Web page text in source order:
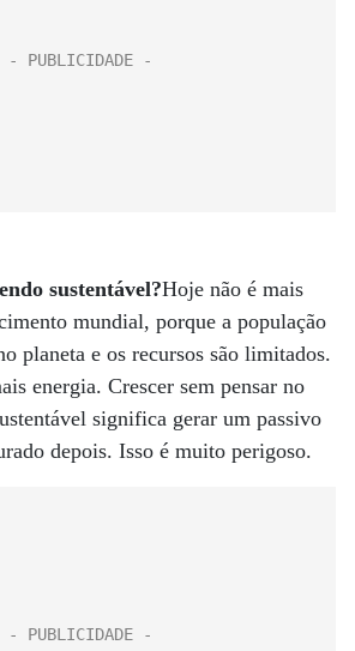
sustentável?Hoje não é mais
mundial, porque a população
planeta e os recursos são limitados.
energia. Crescer sem pensar no
significa gerar um passivo
depois. Isso é muito perigoso.